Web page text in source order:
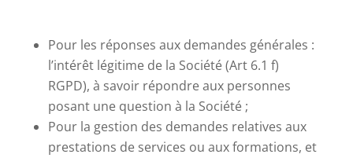
Pour les réponses aux demandes générales :
l’intérêt légitime de la Société (Art 6.1 f)
RGPD), à savoir répondre aux personnes
posant une question à la Société ;
Pour la gestion des demandes relatives aux
prestations de services ou aux formations, et